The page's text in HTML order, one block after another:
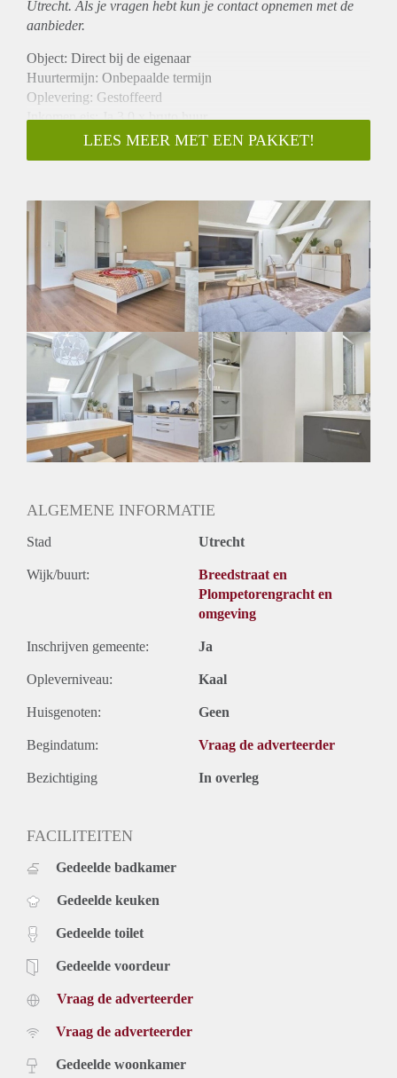
Utrecht. Als je vragen hebt kun je contact opnemen met de
aanbieder.
Object: Direct bij de eigenaar
Huurtermijn: Onbepaalde termijn
Oplevering: Gestoffeerd
Inkomen eis: Ja 3,0 x bruto huur
Garantiestelling mogelijk: Ja
Borg: 1 maand
Gedeelde keuken: Nee
Gedeelde Douche: Nee
Gedeelde woonkamer: Nee
Huisgenoten: Nee
Geslacht huisgenoten: N.v.t.
LEES MEER MET EEN PAKKET!
ALGEMENE INFORMATIE
Stad Utrecht
Wijk/buurt:
Breedstraat en
Plompetorengracht en
omgeving
Inschrijven gemeente: Ja
Opleverniveau: Kaal
Huisgenoten: Geen
Begindatum: Vraag de adverteerder
Bezichtiging In overleg
FACILITEITEN
Gedeelde badkamer
Gedeelde keuken
Gedeelde toilet
Gedeelde voordeur
Vraag de adverteerder
Vraag de adverteerder
Gedeelde woonkamer